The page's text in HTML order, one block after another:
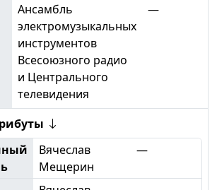
Ансамбль
электромузыкальных
инструментов
Всесоюзного радио
и Центрального
телевидения
—
Вячеслав
Мещерин
—